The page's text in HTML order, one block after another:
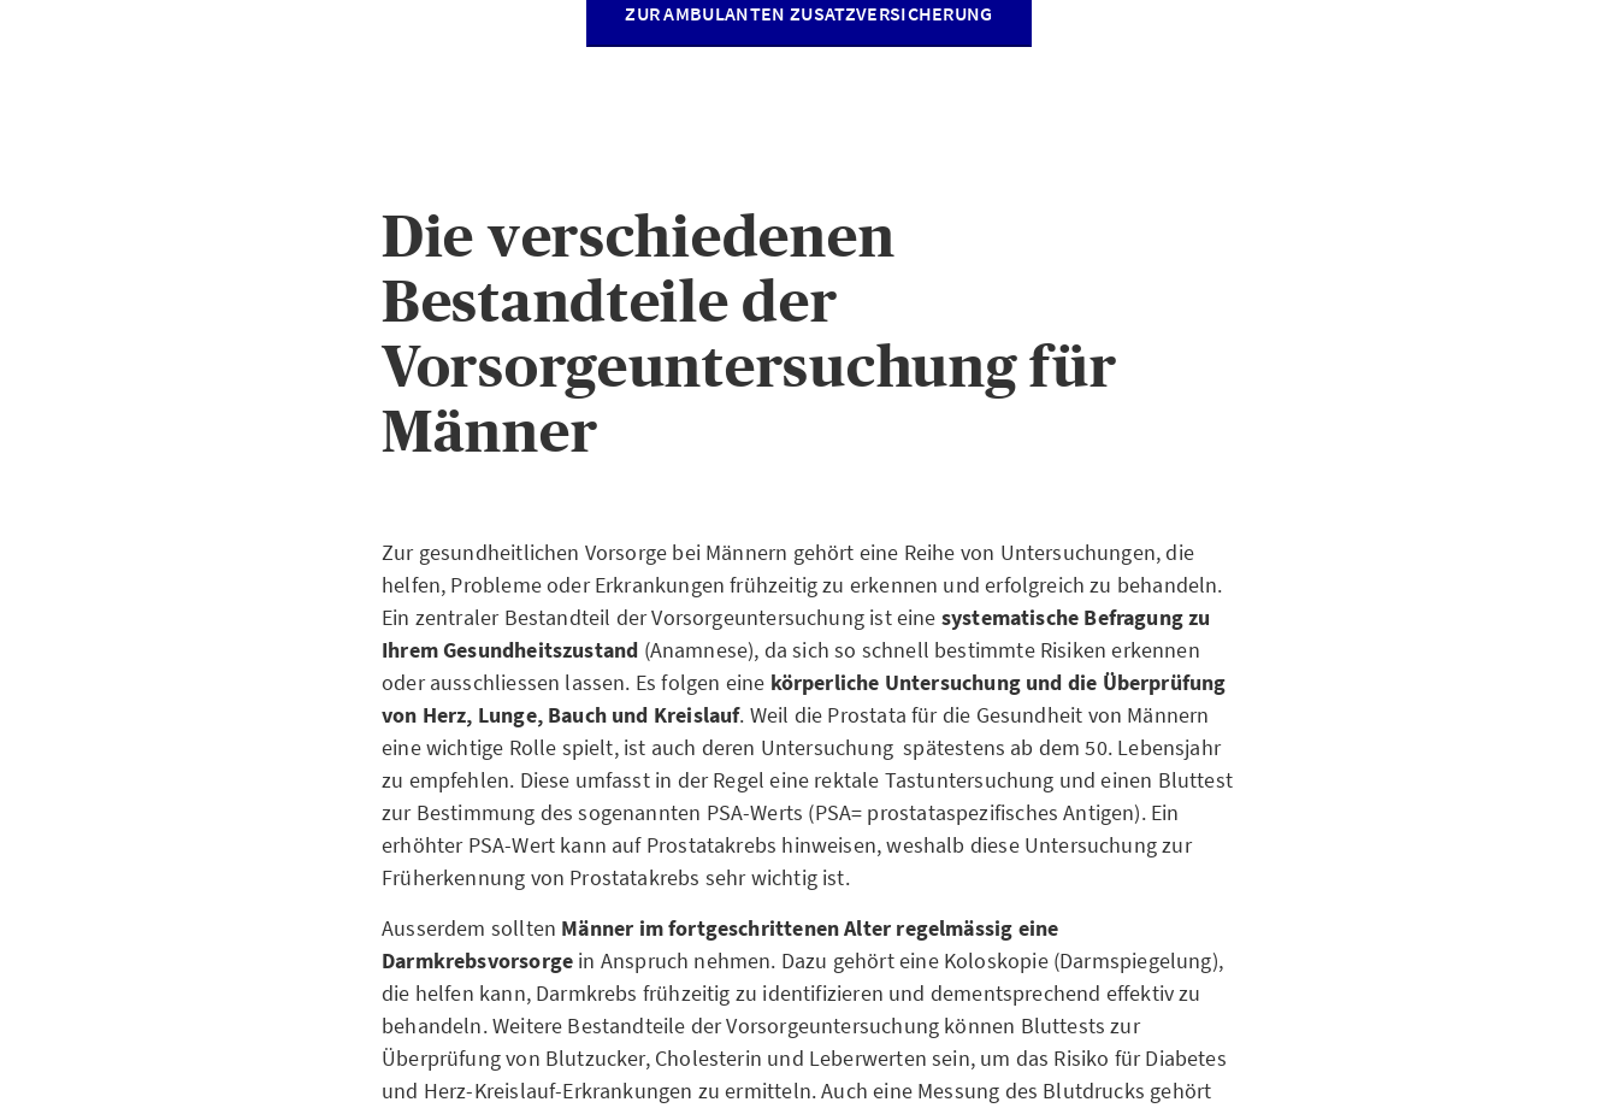
ZUR AMBULANTEN ZUSATZVERSICHERUNG
Die verschiedenen
Bestandteile der
Vorsorgeuntersuchung für
Männer
Zur gesundheitlichen Vorsorge bei Männern gehört eine Reihe von Untersuchungen, die
helfen, Probleme oder Erkrankungen frühzeitig zu erkennen und erfolgreich zu behandeln.
Ein zentraler Bestandteil der Vorsorgeuntersuchung ist eine systematische Befragung zu
Ihrem Gesundheitszustand (Anamnese), da sich so schnell bestimmte Risiken erkennen
oder ausschliessen lassen. Es folgen eine körperliche Untersuchung und die Überprüfung
von Herz, Lunge, Bauch und Kreislauf. Weil die Prostata für die Gesundheit von Männern
eine wichtige Rolle spielt, ist auch deren Untersuchung spätestens ab dem 50. Lebensjahr
zu empfehlen. Diese umfasst in der Regel eine rektale Tastuntersuchung und einen Bluttest
zur Bestimmung des sogenannten PSA-Werts (PSA= prostataspezifisches Antigen). Ein
erhöhter PSA-Wert kann auf Prostatakrebs hinweisen, weshalb diese Untersuchung zur
Früherkennung von Prostatakrebs sehr wichtig ist.
Ausserdem sollten Männer im fortgeschrittenen Alter regelmässig eine
Darmkrebsvorsorge in Anspruch nehmen. Dazu gehört eine Koloskopie (Darmspiegelung),
die helfen kann, Darmkrebs frühzeitig zu identifizieren und dementsprechend effektiv zu
behandeln. Weitere Bestandteile der Vorsorgeuntersuchung können Bluttests zur
Überprüfung von Blutzucker, Cholesterin und Leberwerten sein, um das Risiko für Diabetes
und Herz-Kreislauf-Erkrankungen zu ermitteln. Auch eine Messung des Blutdrucks gehört